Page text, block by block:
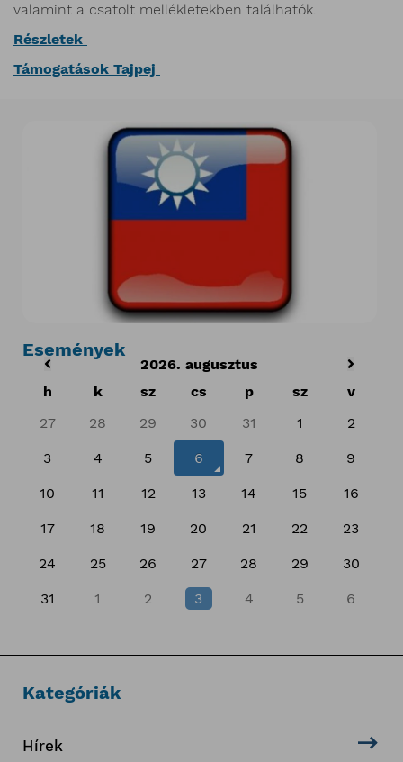
valamint a csatolt mellékletekben találhatók.
Részletek
Támogatások Tajpej
Események
2026. augusztus
h
k sz cs p sz
v
27
28 29 30 31 1 2
3 4 5 6 7 8 9
10 11 12 13 14 15 16
17 18 19 20 21 22 23
24 25 26 27 28 29 30
31 1 2 3 4 5 6
Kategóriák
Hírek